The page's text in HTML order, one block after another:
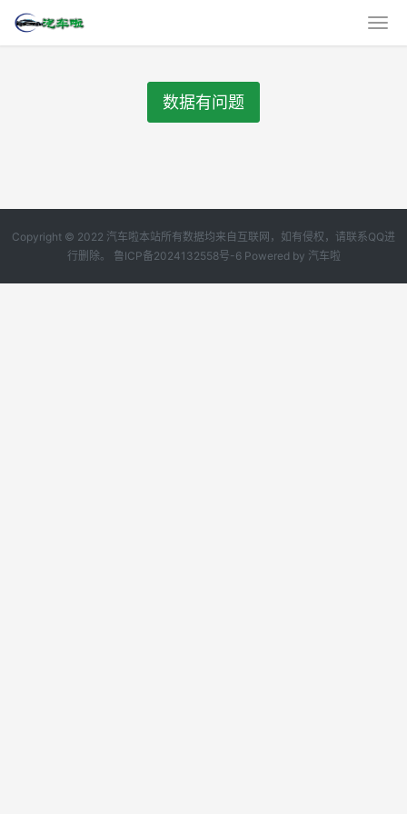
数据有问题
Copyright © 2022 汽车啦本站所有数据均来自互联网，如有侵权，请联系QQ进
行删除。 鲁ICP备2024132558号-6Powered by 汽车啦